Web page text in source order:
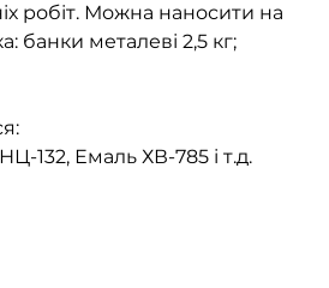
робіт. Можна наносити на
банки металеві 2,5 кг;
132, Емаль ХВ-785 і т.д.